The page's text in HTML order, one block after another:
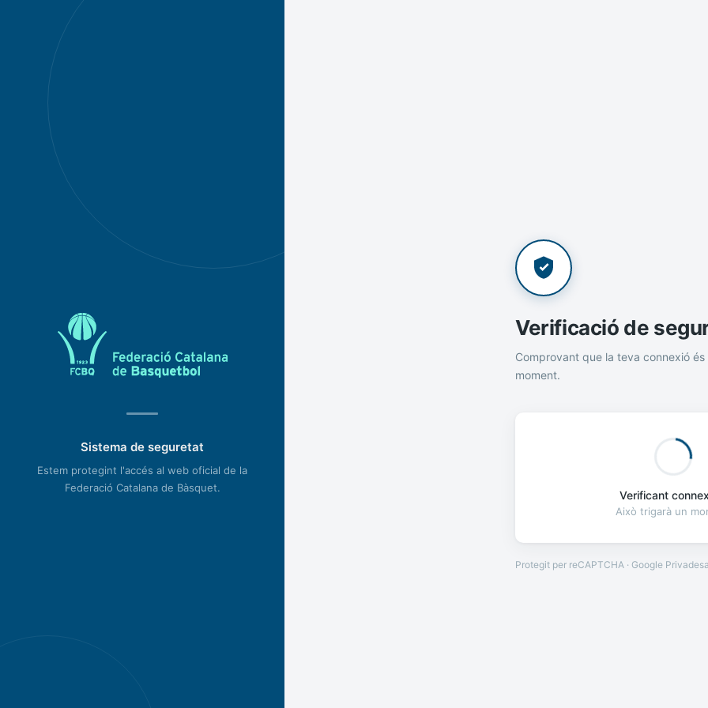
Sistema de seguretat
Estem protegint l'accés al web oficial de la
Federació Catalana de Bàsquet.
Verificació de
Comprovant que la teva connexió és
moment.
Verificant
Això trigarà un
Protegit per reCAPTCHA · Google Privadesa